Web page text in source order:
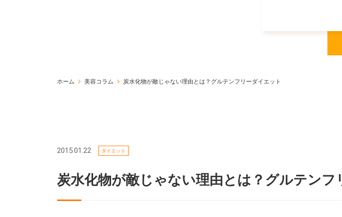
ホーム 美容コラム 炭水化物が敵じゃない理由とは？グルテンフリーダイエット
2015.01.22 ダイエット
炭水化物が敵じゃない理由とは？グルテンフ